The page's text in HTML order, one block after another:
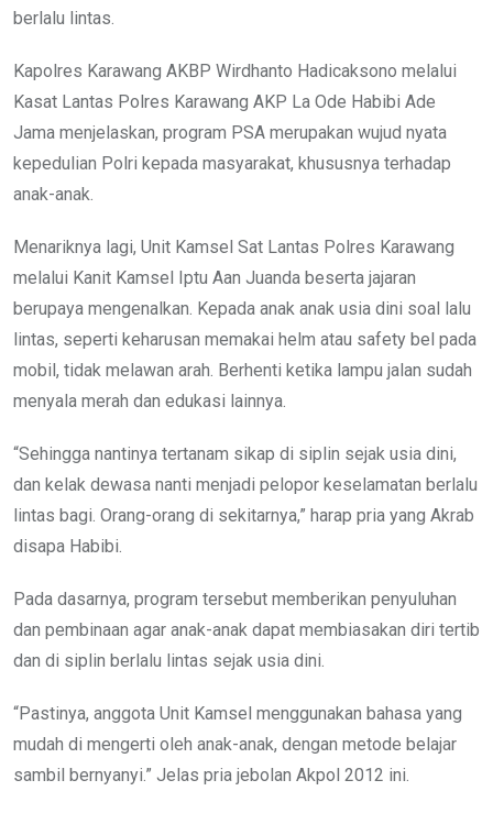
berlalu lintas.
Kapolres Karawang AKBP Wirdhanto Hadicaksono melalui
Kasat Lantas Polres Karawang AKP La Ode Habibi Ade
Jama menjelaskan, program PSA merupakan wujud nyata
kepedulian Polri kepada masyarakat, khususnya terhadap
anak-anak.
Menariknya lagi, Unit Kamsel Sat Lantas Polres Karawang
melalui Kanit Kamsel Iptu Aan Juanda beserta jajaran
berupaya mengenalkan. Kepada anak anak usia dini soal lalu
lintas, seperti keharusan memakai helm atau safety bel pada
mobil, tidak melawan arah. Berhenti ketika lampu jalan sudah
menyala merah dan edukasi lainnya.
“Sehingga nantinya tertanam sikap di siplin sejak usia dini,
dan kelak dewasa nanti menjadi pelopor keselamatan berlalu
lintas bagi. Orang-orang di sekitarnya,” harap pria yang Akrab
disapa Habibi.
Pada dasarnya, program tersebut memberikan penyuluhan
dan pembinaan agar anak-anak dapat membiasakan diri tertib
dan di siplin berlalu lintas sejak usia dini.
“Pastinya, anggota Unit Kamsel menggunakan bahasa yang
mudah di mengerti oleh anak-anak, dengan metode belajar
sambil bernyanyi.” Jelas pria jebolan Akpol 2012 ini.